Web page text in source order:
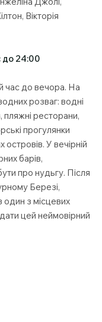
Вікторія
до 24:00
час до вечора. На
розваг: водні
пляжні ресторани,
прогулянки
У вечірній
барів,
про нудьгу. Після
Березі,
з місцевих
цей неймовірний